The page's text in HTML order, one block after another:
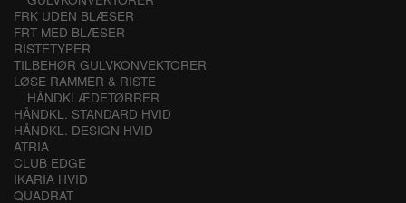
FRK UDEN BLÆSER
FRT MED BLÆSER
RISTETYPER
TILBEHØR GULVKONVEKTORER
LØSE RAMMER & RISTE
HÅNDKLÆDETØRRER
HÅNDKL. STANDARD HVID
HÅNDKL. DESIGN HVID
ATRIA
CLUB EDGE
IKARIA HVID
QUADRAT